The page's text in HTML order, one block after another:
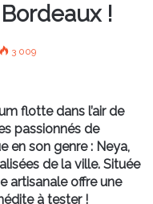
!
3 009
flotte dans l’air de
passionnés de
en son genre : Neya,
de la ville. Située
artisanale offre une
à tester !